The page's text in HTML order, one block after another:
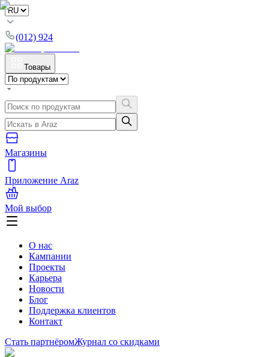
(012) 924
Товары
Магазины
Приложение Araz
Мой выбор
О нас
Кампании
Проекты
Карьера
Новости
Блог
Поддержка клиентов
Контакт
Стать партнёромЖурнал со скидками